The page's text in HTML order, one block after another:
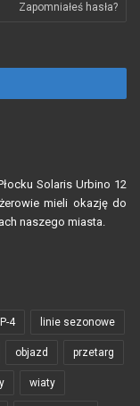
Zapomniałeś hasła?
Solaris Urbino 12
mieli okazję do
naszego miasta.
4 linie sezonowe
objazd przetarg
wiaty